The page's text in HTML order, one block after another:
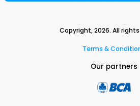
Copyright,2026. All
Terms &
Our partners